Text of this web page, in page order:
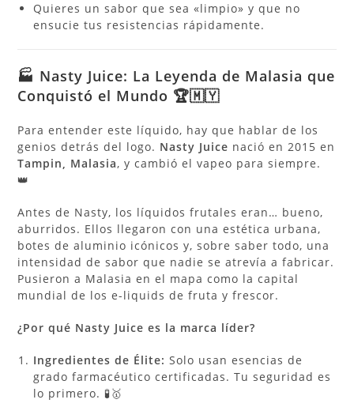
Quieres un sabor que sea «limpio» y que no
ensucie tus resistencias rápidamente.
🏭 Nasty Juice: La Leyenda de Malasia que
Conquistó el Mundo 🏆🇲🇾
Para entender este líquido, hay que hablar de los
genios detrás del logo. Nasty Juice nació en 2015 en
Tampin, Malasia, y cambió el vapeo para siempre.
👑
Antes de Nasty, los líquidos frutales eran… bueno,
aburridos. Ellos llegaron con una estética urbana,
botes de aluminio icónicos y, sobre saber todo, una
intensidad de sabor que nadie se atrevía a fabricar.
Pusieron a Malasia en el mapa como la capital
mundial de los e-liquids de fruta y frescor.
¿Por qué Nasty Juice es la marca líder?
Ingredientes de Élite: Solo usan esencias de
grado farmacéutico certificadas. Tu seguridad es
lo primero. 🧪🥇